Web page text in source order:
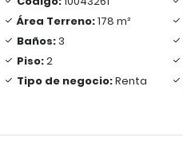
Área Terreno:178 m²
Baños:3
Piso:2
Tipo de negocio:Renta